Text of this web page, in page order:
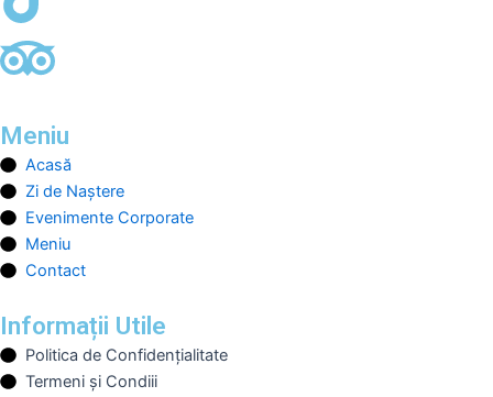
Meniu
Acasă
Zi de Naștere
Evenimente Corporate
Meniu
Contact
Informații Utile
Politica de Confidențialitate
Termeni și Condiii